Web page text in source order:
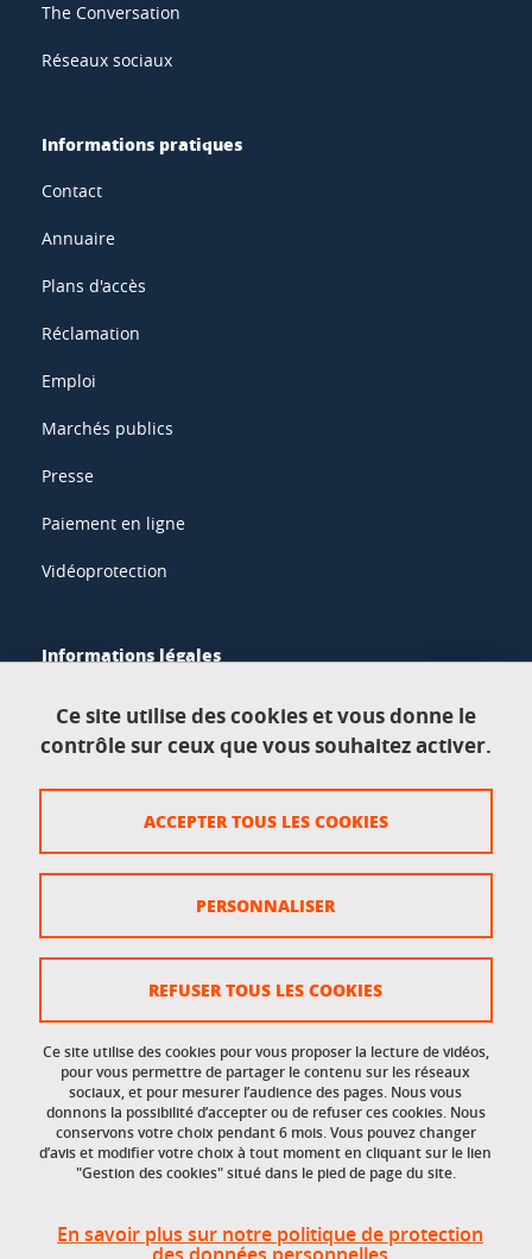
The Conversation
Réseaux sociaux
Informations pratiques
Contact
Annuaire
Plans d'accès
Réclamation
Emploi
Marchés publics
Presse
Paiement en ligne
Vidéoprotection
Informations légales
Données personnelles
Crédits
Gestion des cookies
Accessibilité : non conforme
Accès réservés
Intranet des étudiants et des personnels
Ce site utilise des cookies et vous donne le
contrôle sur ceux que vous souhaitez activer.
Ce site utilise des cookies pour vous proposer la lecture de vidéos,
pour vous permettre de partager le contenu sur les réseaux
sociaux, et pour mesurer l’audience des pages. Nous vous
donnons la possibilité d’accepter ou de refuser ces cookies. Nous
conservons votre choix pendant 6 mois. Vous pouvez changer
d’avis et modifier votre choix à tout moment en cliquant sur le lien
"Gestion des cookies" situé dans le pied de page du site.
En savoir plus sur notre politique de protection
ACCEPTER TOUS LES COOKIES
REFUSER TOUS LES COOKIES
PERSONNALISER